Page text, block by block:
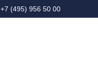
+7 (495) 956 50 00